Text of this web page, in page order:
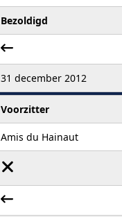
Bezoldigd
31 december 2012
Voorzitter
Amis du Hainaut